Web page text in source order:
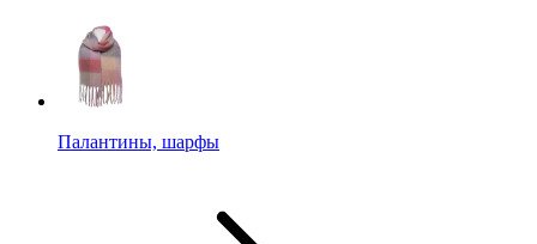
Палантины, шарфы